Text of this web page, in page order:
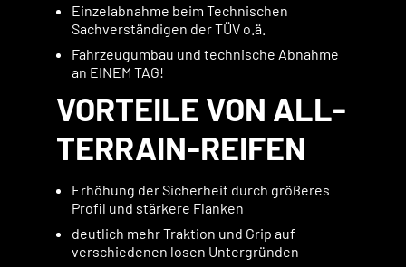
Einzelabnahme beim Technischen
Sachverständigen der TÜV o.ä.
Fahrzeugumbau und technische Abnahme
an EINEM TAG!
VORTEILE VON ALL-
TERRAIN-REIFEN
Erhöhung der Sicherheit durch größeres
Profil und stärkere Flanken
deutlich mehr Traktion und Grip auf
verschiedenen losen Untergründen